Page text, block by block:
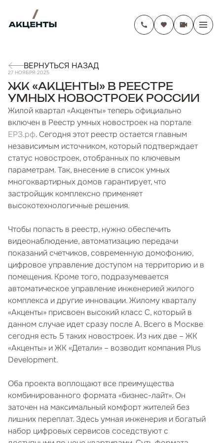
ВЕРНУТЬСЯ НАЗАД
27 НОЯБРЯ 2025
ЖК «АКЦЕНТЫ» В РЕЕСТРЕ
УМНЫХ НОВОСТРОЕК РОССИИ
Жилой квартал «Акценты» теперь официально
включен в Реестр умных новостроек на портале
ЕРЗ.рф. Сегодня этот реестр остается главным
независимым источником, который подтверждает
статус новостроек, отобранных по ключевым
параметрам. Так, внесение в список умных
многоквартирных домов гарантирует, что
застройщик комплексно применяет
высокотехнологичные решения.
Чтобы попасть в реестр, нужно обеспечить
видеонаблюдение, автоматизацию передачи
показаний счетчиков, современную домофонию,
цифровое управление доступом на территорию и в
помещения. Кроме того, подразумевается
автоматическое управление инженерией жилого
комплекса и другие инновации. Жилому кварталу
«Акценты» присвоен высокий класс C, который в
данном случае идет сразу после А. Всего в Москве
сегодня есть 5 таких новостроек. Из них две – ЖК
«Акценты» и ЖК «Детали» – возводит компания Plus
Development.
Оба проекта воплощают все преимущества
комбинированного формата «бизнес-лайт». Он
заточен на максимальный комфорт жителей без
лишних переплат. Здесь умная инженерия и богатый
набор цифровых сервисов соседствуют с